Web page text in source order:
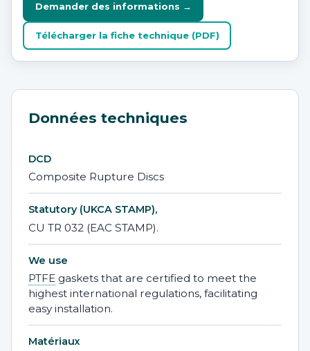
Demander des informations →
Télécharger la fiche technique (PDF)
Données techniques
DCD
Composite Rupture Discs
Statutory (UKCA STAMP),
CU TR 032 (EAC STAMP).
We use
PTFE gaskets that are certified to meet the
highest international regulations, facilitating
easy installation.
Matériaux